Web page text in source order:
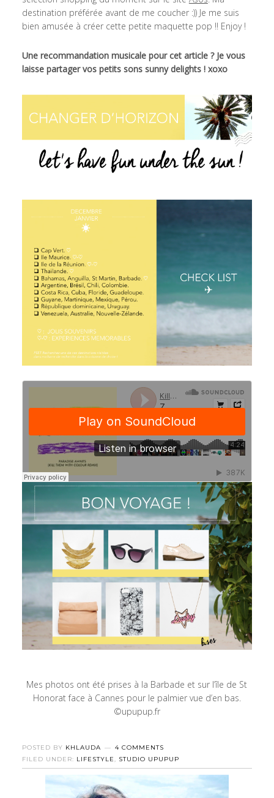
destination préférée avant de me coucher :)) Je me suis
bien amusée à créer cette petite maquette pop !! Enjoy !
Une recommandation musicale pour cet article ? Je vous
laisse partager vos petits sons sunny delights ! xoxo
Mes photos ont été prises à la Barbade et sur l’île de St
Honorat face à Cannes pour le palmier vue d’en bas.
©upupup.fr
POSTED BY KHLAUDA
4 COMMENTS
FILED UNDER: LIFESTYLE, STUDIO UPUPUP